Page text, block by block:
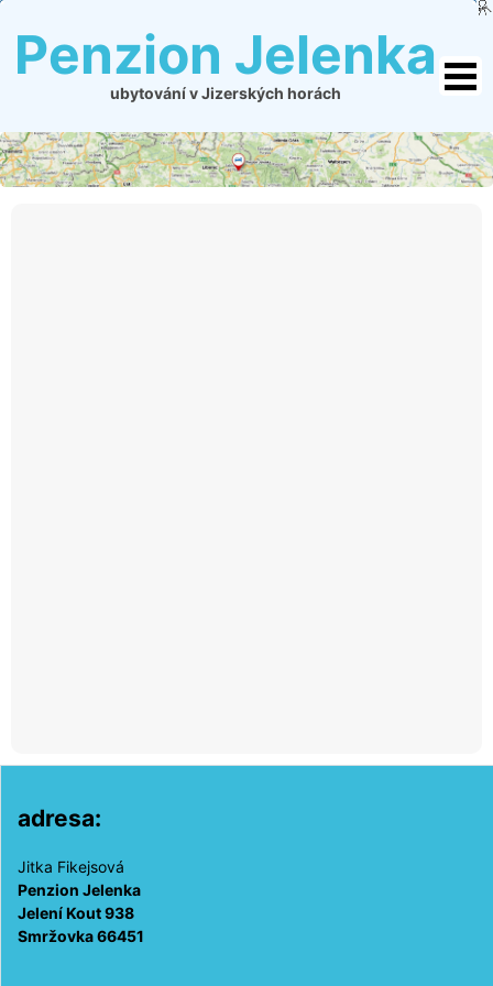
Penzion Jelenka
ubytování v Jizerských horách
adresa:
Jitka Fikejsová
Penzion Jelenka
Jelení Kout 938
Smržovka 66451